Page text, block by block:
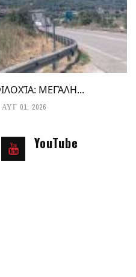
ΜΕΓΆΛΗ...
ΑΥΓ 01, 2026
YouTube